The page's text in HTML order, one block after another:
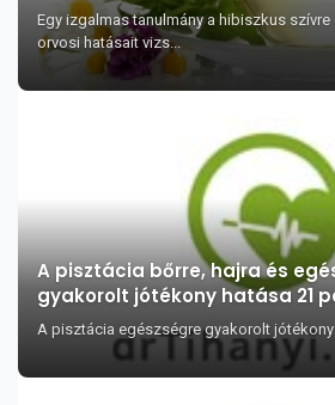
Egy izgalmas tanulmány a hibiszkus
orvosi hatásait vizs...
A pisztácia bőrre, hajra és
gyakorolt jótékony hatása 21
A pisztácia egészségre gyakorolt jótékony